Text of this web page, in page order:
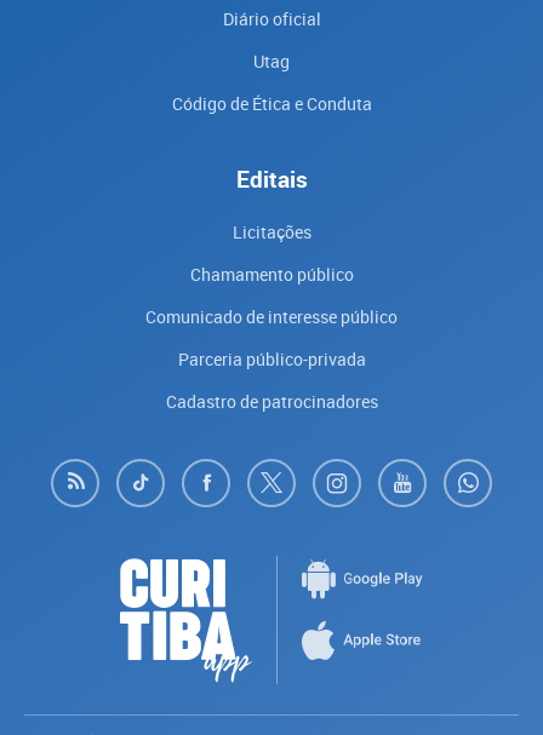
Diário oficial
Utag
Código de Ética e Conduta
Editais
Licitações
Chamamento público
Comunicado de interesse público
Parceria público-privada
Cadastro de patrocinadores